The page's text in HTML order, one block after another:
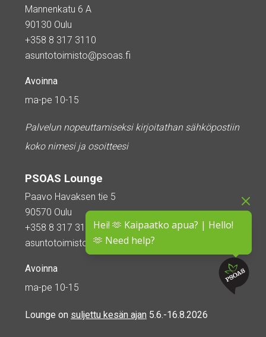
Hei! 🫶 Kaipaatko apua? | Hello!
🫶 Need help?
Mannenkatu 6 A
90130 Oulu
+358 8 317 3110
asuntotoimisto@psoas.fi
Avoinna
ma-pe 10-15
Palvelun nopeuttamiseksi kirjoitathan sähköpostiin
koko nimesi ja osoitteesi
PSOAS Lounge
Paavo Havaksen tie 5
90570 Oulu
+358 8 317 3110
asuntotoimisto@psoas.fi
Avoinna
ma-pe 10-15
Lounge on suljettu kesän ajan 5.6.-16.8.2026